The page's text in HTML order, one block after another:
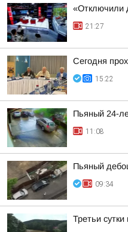
«Отключили
21:27
Сегодня
15:22
Пьяный 24-
11:08
Пьяный
09:34
Третьи